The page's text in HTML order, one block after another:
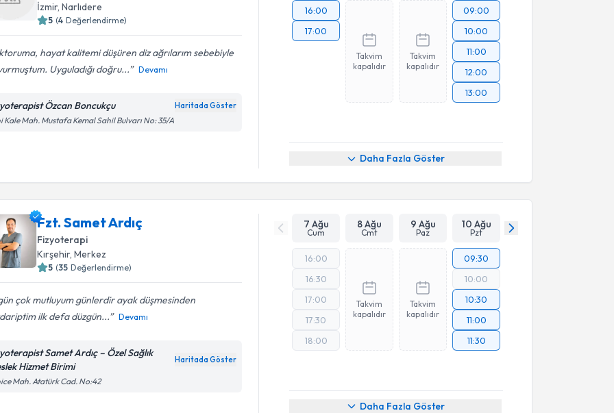
İzmir,Narlıdere
5 (4 Değerlendirme)
hayat kalitemi düşüren diz ağrılarım sebebiyle
Uyguladığı doğru...
Devamı
Özcan Boncukçu Haritada Göster
Kale Mah. Mustafa Kemal Sahil Bulvarı No: 35/A
16:00
17:00
Takvim
kapalıdır
Takvim
kapalıdır
09:00
10:00
11:00
12:00
13:00
Daha Fazla Göster
Fzt. Samet Ardıç
Fizyoterapi
Kırşehir,Merkez
5 (35 Değerlendirme)
çok mutluyum günlerdir ayak düşmesinden
ilk defa düzgün...
Devamı
Samet Ardıç – Özel Sağlık
Hizmet Birimi
Haritada Göster
Mah. Atatürk Cad. No:42
7 Ağu
Cum
8 Ağu
Cmt
9 Ağu
Paz
10 Ağu
Pzt
16:00
16:30
17:00
17:30
18:00
Takvim
kapalıdır
Takvim
kapalıdır
09:30
10:00
10:30
11:00
11:30
Daha Fazla Göster